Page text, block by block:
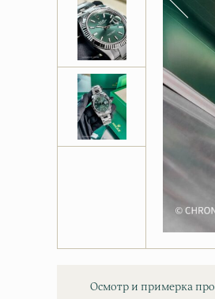
Осмотр и примерка